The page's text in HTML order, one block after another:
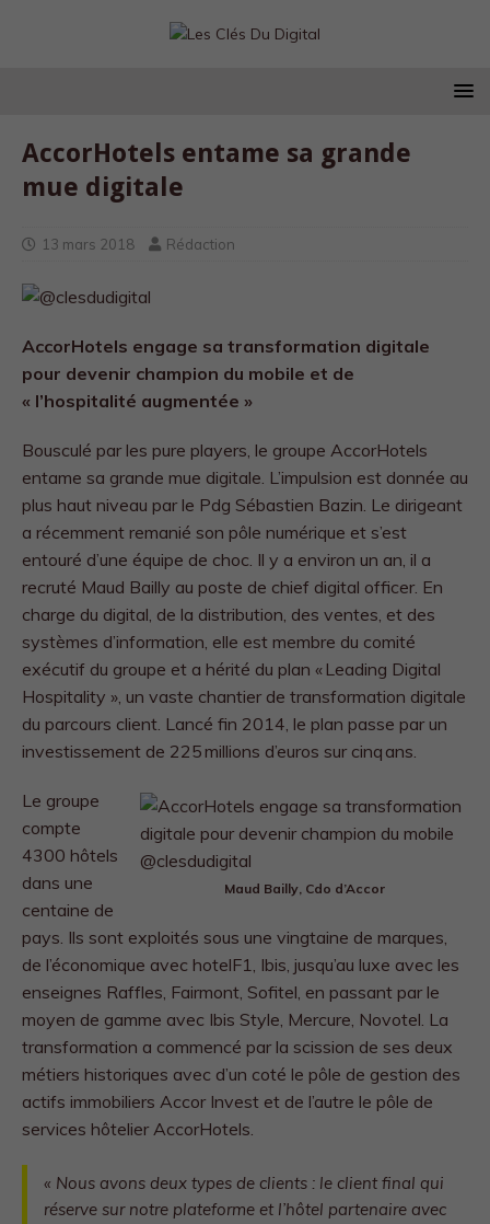
AccorHotels entame sa grande
mue digitale
13 mars 2018 Rédaction
AccorHotels engage sa transformation digitale
pour devenir champion du mobile et de
« l’hospitalité augmentée »
Bousculé par les pure players, le groupe AccorHotels
entame sa grande mue digitale. L’impulsion est donnée au
plus haut niveau par le Pdg Sébastien Bazin. Le dirigeant
a récemment remanié son pôle numérique et s’est
entouré d’une équipe de choc. Il y a environ un an, il a
recruté Maud Bailly au poste de chief digital officer. En
charge du digital, de la distribution, des ventes, et des
systèmes d’information, elle est membre du comité
exécutif du groupe et a hérité du plan « Leading Digital
Hospitality », un vaste chantier de transformation digitale
du parcours client. Lancé fin 2014, le plan passe par un
investissement de 225 millions d’euros sur cinq ans.
Maud Bailly, Cdo d’Accor
Le groupe
compte
4300 hôtels
dans une
centaine de
pays. Ils sont exploités sous une vingtaine de marques,
de l’économique avec hotelF1, Ibis, jusqu’au luxe avec les
enseignes Raffles, Fairmont, Sofitel, en passant par le
moyen de gamme avec Ibis Style, Mercure, Novotel. La
transformation a commencé par la scission de ses deux
métiers historiques avec d’un coté le pôle de gestion des
actifs immobiliers Accor Invest et de l’autre le pôle de
services hôtelier AccorHotels.
« Nous avons deux types de clients : le client final qui
réserve sur notre plateforme et l’hôtel partenaire avec